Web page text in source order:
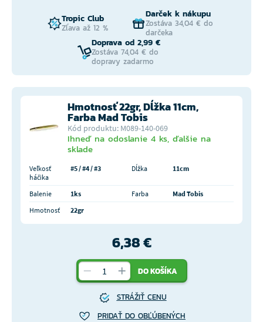
Tropic Club
Zľava až 12 %
Darček k nákupu
Zostáva 34,04 € do
darčeka
Doprava od 2,99 €
Zostáva 74,04 € do
dopravy zadarmo
Hmotnosť 22gr, Dĺžka 11cm,
Farba Mad Tobis
Kód produktu: M089-140-069
Ihneď na odoslanie 4 ks, ďalšie na
sklade
Veľkosť
háčika
#5 / #4 / #3 Dĺžka 11cm
Balenie 1ks Farba
Mad Tobis
Hmotnosť
22gr
6,38 €
DO KOŠÍKA
STRÁŽIŤ CENU
PRIDAŤ DO OBĽÚBENÝCH